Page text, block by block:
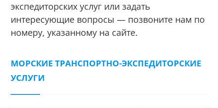
экспедиторских услуг или задать
интересующие вопросы — позвоните нам по
номеру, указанному на сайте.
МОРСКИЕ ТРАНСПОРТНО-ЭКСПЕДИТОРСКИЕ
УСЛУГИ